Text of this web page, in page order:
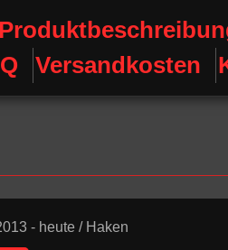
Versandkosten
- heute / Haken